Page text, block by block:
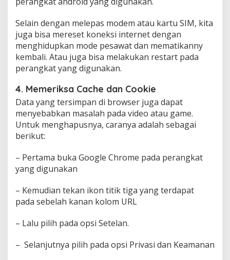
Selain dengan melepas modem atau kartu SIM, kita
juga bisa mereset koneksi internet dengan
menghidupkan mode pesawat dan mematikanny
kembali. Atau juga bisa melakukan restart pada
perangkat yang digunakan.
4. Memeriksa Cache dan Cookie
Data yang tersimpan di browser juga dapat
menyebabkan masalah pada video atau game.
Untuk menghapusnya, caranya adalah sebagai
berikut:
– Pertama buka Google Chrome pada perangkat
yang digunakan
– Kemudian tekan ikon titik tiga yang terdapat
pada sebelah kanan kolom URL
– Lalu pilih pada opsi Setelan.
– Selanjutnya pilih pada opsi Privasi dan Keamanan